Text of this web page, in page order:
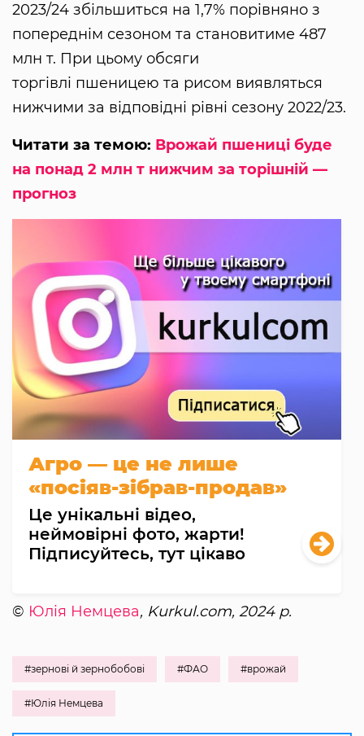
2023/24 збільшиться на 1,7% порівняно з
попереднім сезоном та становитиме 487
млн ​​т. При цьому обсяги
торгівлі пшеницею та рисом виявляться
нижчими за відповідні рівні сезону 2022/23.
Читати за темою: Врожай пшениці буде
на понад 2 млн т нижчим за торішній —
прогноз
Агро — це не лише
«посіяв-зібрав-продав»
Це унікальні відео,
неймовірні фото, жарти!
Підписуйтесь, тут цікаво
© Юлія Немцева, Kurkul.com, 2024 р.
#зернові й зернобобові #ФАО #врожай
#Юлія Немцева